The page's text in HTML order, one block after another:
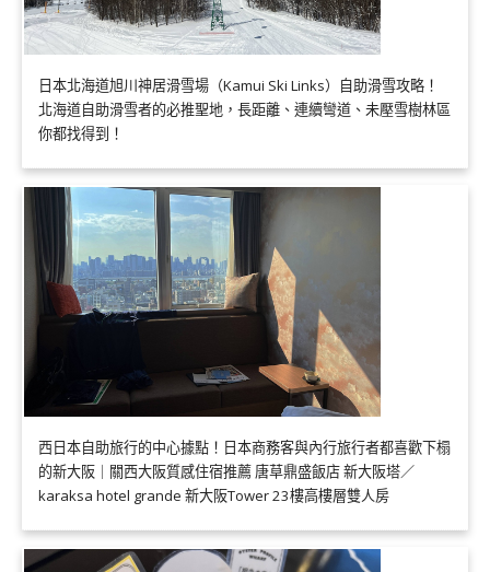
日本北海道旭川神居滑雪場（Kamui Ski Links）自助滑雪攻略！
北海道自助滑雪者的必推聖地，長距離、連續彎道、未壓雪樹林區
你都找得到！
西日本自助旅行的中心據點！日本商務客與內行旅行者都喜歡下榻
的新大阪｜關西大阪質感住宿推薦 唐草鼎盛飯店 新大阪塔／
karaksa hotel grande 新大阪Tower 23樓高樓層雙人房